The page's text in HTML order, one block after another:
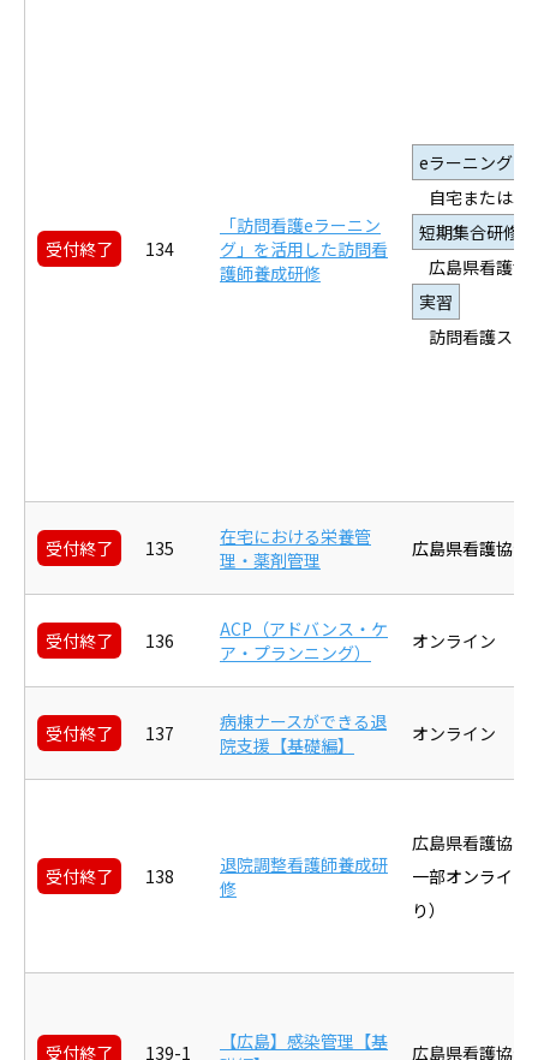
受付終了 134
「訪問看護eラーニン
グ」を活用した訪問看
護師養成研修
eラーニング
自宅または職
短期集合研修
広島県看護協
実習
訪問看護ステ
受付終了 135
在宅における栄養管
理・薬剤管理
広島県看護協会
受付終了 136
ACP（アドバンス・ケ
ア・プランニング）
オンライン
受付終了 137
病棟ナースができる退
院支援【基礎編】
オンライン
受付終了 138
退院調整看護師養成研
修
広島県看護協会
一部オンライン
り）
受付終了 139-1
【広島】感染管理【基
広島県看護協会